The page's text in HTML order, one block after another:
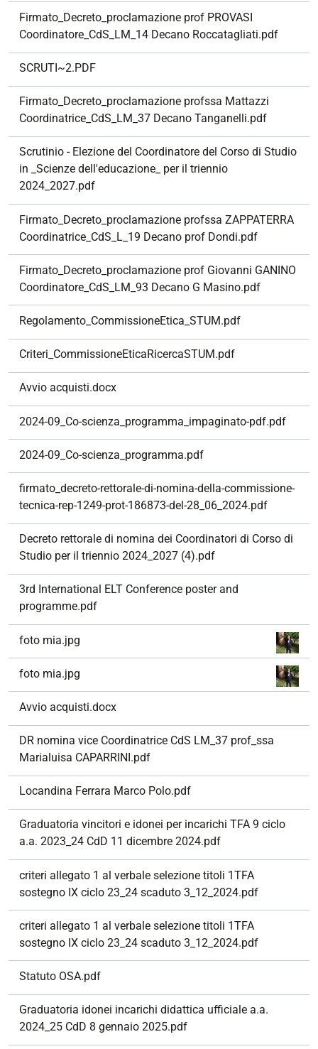
Firmato_Decreto_proclamazione prof PROVASI
Coordinatore_CdS_LM_14 Decano Roccatagliati.pdf
SCRUTI~2.PDF
Firmato_Decreto_proclamazione profssa Mattazzi
Coordinatrice_CdS_LM_37 Decano Tanganelli.pdf
Scrutinio - Elezione del Coordinatore del Corso di Studio
in _Scienze dell'educazione_ per il triennio
2024_2027.pdf
Firmato_Decreto_proclamazione profssa ZAPPATERRA
Coordinatrice_CdS_L_19 Decano prof Dondi.pdf
Firmato_Decreto_proclamazione prof Giovanni GANINO
Coordinatore_CdS_LM_93 Decano G Masino.pdf
Regolamento_CommissioneEtica_STUM.pdf
Criteri_CommissioneEticaRicercaSTUM.pdf
Avvio acquisti.docx
2024-09_Co-scienza_programma_impaginato-pdf.pdf
2024-09_Co-scienza_programma.pdf
firmato_decreto-rettorale-di-nomina-della-commissione-
tecnica-rep-1249-prot-186873-del-28_06_2024.pdf
Decreto rettorale di nomina dei Coordinatori di Corso di
Studio per il triennio 2024_2027 (4).pdf
3rd International ELT Conference poster and
programme.pdf
foto mia.jpg
foto mia.jpg
Avvio acquisti.docx
DR nomina vice Coordinatrice CdS LM_37 prof_ssa
Marialuisa CAPARRINI.pdf
Locandina Ferrara Marco Polo.pdf
Graduatoria vincitori e idonei per incarichi TFA 9 ciclo
a.a. 2023_24 CdD 11 dicembre 2024.pdf
criteri allegato 1 al verbale selezione titoli 1TFA
sostegno IX ciclo 23_24 scaduto 3_12_2024.pdf
criteri allegato 1 al verbale selezione titoli 1TFA
sostegno IX ciclo 23_24 scaduto 3_12_2024.pdf
Statuto OSA.pdf
Graduatoria idonei incarichi didattica ufficiale a.a.
2024_25 CdD 8 gennaio 2025.pdf